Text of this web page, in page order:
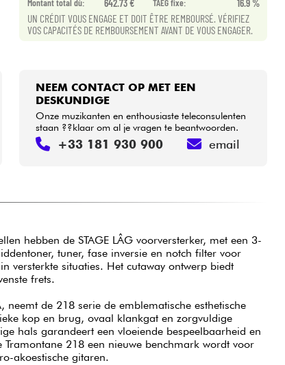
• Star'SMusicLYON
Montant total dù:
642.73 € TAEG fixe: 16.9 %
UN CRÉDIT VOUS ENGAGE ET DOIT ÊTRE REMBOURSÉ. VÉRIFIEZ
VOS CAPACITÉS DE REMBOURSEMENT AVANT DE VOUS ENGAGER.
NEEM CONTACT OP MET EEN
DESKUNDIGE
Onze muzikanten en enthousiaste teleconsulenten
staan ??klaar om al je vragen te beantwoorden.
+33 181 930 900 email
hebben de STAGE LÂG voorversterker, met een 3-
tuner, fase inversie en notch filter voor
versterkte situaties. Het cutaway ontwerp biedt
frets.
neemt de 218 serie de emblematische esthetische
kop en brug, ovaal klankgat en zorgvuldige
hals garandeert een vloeiende bespeelbaarheid en
218 een nieuwe benchmark wordt voor
akoestische gitaren.